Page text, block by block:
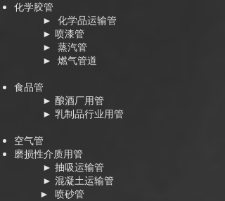
化学胶管
► 化学品运输管
► 喷漆管
► 蒸汽管
► 燃气管道
食品管
► 酿酒厂用管
► 乳制品行业用管
空气管
磨损性介质用管
► 抽吸运输管
► 混凝土运输管
► 喷砂管